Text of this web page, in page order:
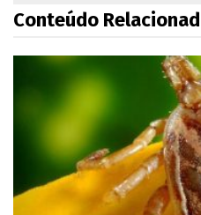
Conteúdo